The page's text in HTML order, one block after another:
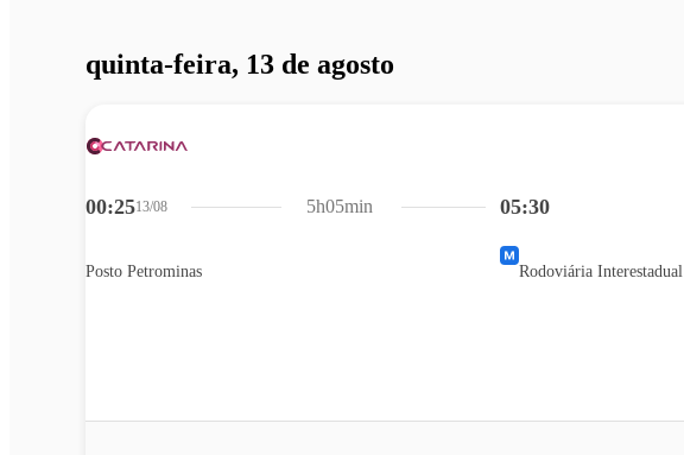
quinta-feira, 13 de agosto
00:2513/08
Posto Petrominas
05:30
Rodoviária Interestadual
5h05min